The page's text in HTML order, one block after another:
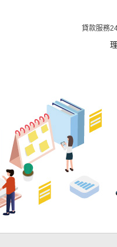
放款1分鐘預知額度，貸款服務